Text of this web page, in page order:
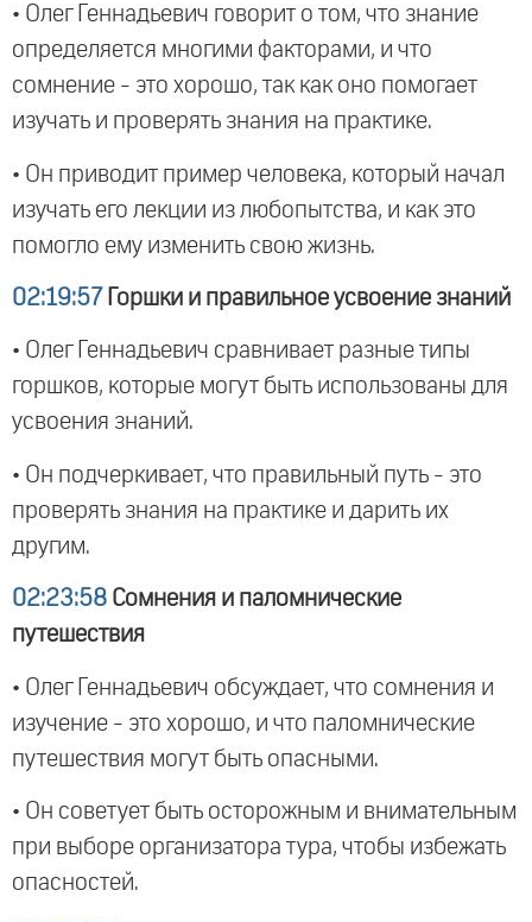
• Олег Геннадьевич говорит о том, что знание
определяется многими факторами, и что
сомнение - это хорошо, так как оно помогает
изучать и проверять знания на практике.
• Он приводит пример человека, который начал
изучать его лекции из любопытства, и как это
помогло ему изменить свою жизнь.
02:19:57 Горшки и правильное усвоение знаний
• Олег Геннадьевич сравнивает разные типы
горшков, которые могут быть использованы для
усвоения знаний.
• Он подчеркивает, что правильный путь - это
проверять знания на практике и дарить их
другим.
02:23:58 Сомнения и паломнические
путешествия
• Олег Геннадьевич обсуждает, что сомнения и
изучение - это хорошо, и что паломнические
путешествия могут быть опасными.
• Он советует быть осторожным и внимательным
при выборе организатора тура, чтобы избежать
опасностей.